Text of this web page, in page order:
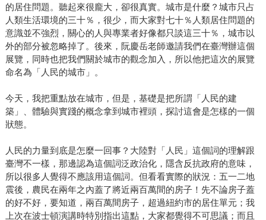
的居住問題。聽起來很龐大，卻很真實。城市是什麼？城市只占
人類生活環境的三十％，很少，而大家對七十％人類居住問題的
意識並不強烈，關心的人與專業者好像都只談這三十％，城市以
外的部分被忽略掉了。後來，阮慶岳老師邀請我們在臺灣辦這個
展覽，同時也把我們關於城市的觀念加入，所以他把這次的展覽
命名為「人民的城市」。
今天，我把重點放在城市，但是，基礎是把所謂「人民的建
築」、體驗與實踐的概念拿到城市裡頭，探討這會是怎樣的一個
狀態。
人民的力量到底是怎麼一回事？大陸對「人民」這個詞的理解跟
臺灣不一樣，那邊認為這個詞泛政治化，隱含反抗政府的意味，
所以很多人覺得不應該用這個詞。但看看實際的狀況：五一二地
震後，農民在兩年之內蓋了將近兩百萬間的房子！先不論房子蓋
的好不好，要知道，兩百萬間房子，超過紐約市的居住單元；我
上次在波士頓演講時特別指出這點，大家都覺得不可思議；而且